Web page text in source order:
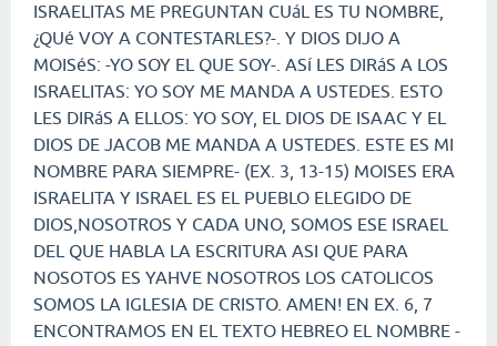
ISRAELITAS ME PREGUNTAN CUáL ES TU NOMBRE,
¿QUé VOY A CONTESTARLES?-. Y DIOS DIJO A
MOISéS: -YO SOY EL QUE SOY-. ASí LES DIRáS A LOS
ISRAELITAS: YO SOY ME MANDA A USTEDES. ESTO
LES DIRáS A ELLOS: YO SOY, EL DIOS DE ISAAC Y EL
DIOS DE JACOB ME MANDA A USTEDES. ESTE ES MI
NOMBRE PARA SIEMPRE- (EX. 3, 13-15) MOISES ERA
ISRAELITA Y ISRAEL ES EL PUEBLO ELEGIDO DE
DIOS,NOSOTROS Y CADA UNO, SOMOS ESE ISRAEL
DEL QUE HABLA LA ESCRITURA ASI QUE PARA
NOSOTOS ES YAHVE NOSOTROS LOS CATOLICOS
SOMOS LA IGLESIA DE CRISTO. AMEN! EN EX. 6, 7
ENCONTRAMOS EN EL TEXTO HEBREO EL NOMBRE -